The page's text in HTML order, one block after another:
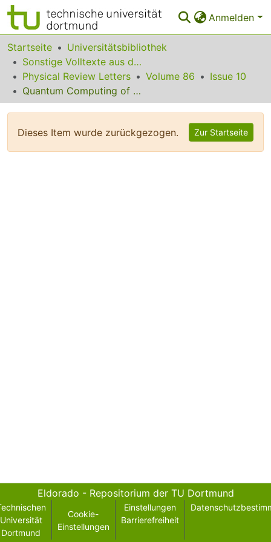
Anmelden
Bereiche & Sammlungen
Das gesamte Repositorium
Statistiken
Startseite
Universitätsbibliothek
Sonstige Volltexte aus dem Bibliotheksangebot
Physical Review Letters
Volume 86
Issue 10
Quantum Computing of Quantum Chaos and Imperfection Effects
Dieses Item wurde zurückgezogen. Zur Startseite
Eldorado - Repositorium der TU Dortmund
Universität
Dortmund
Cookie-
Einstellungen
Einstellungen
Barrierefreiheit